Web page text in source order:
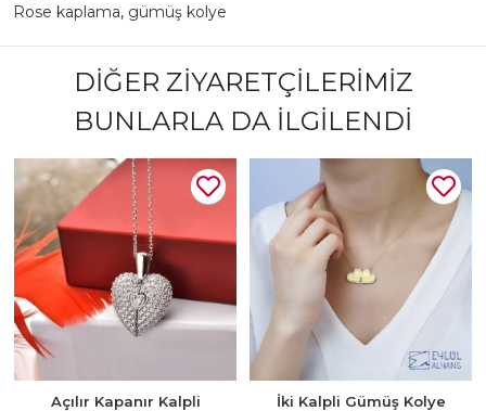
Rose kaplama, gümüş kolye
DIĞER ZIYARETÇILERIMIZ
BUNLARLA DA İLGILENDI
Açılır Kapanır Kalpli
İki Kalpli Gümüş Kolye